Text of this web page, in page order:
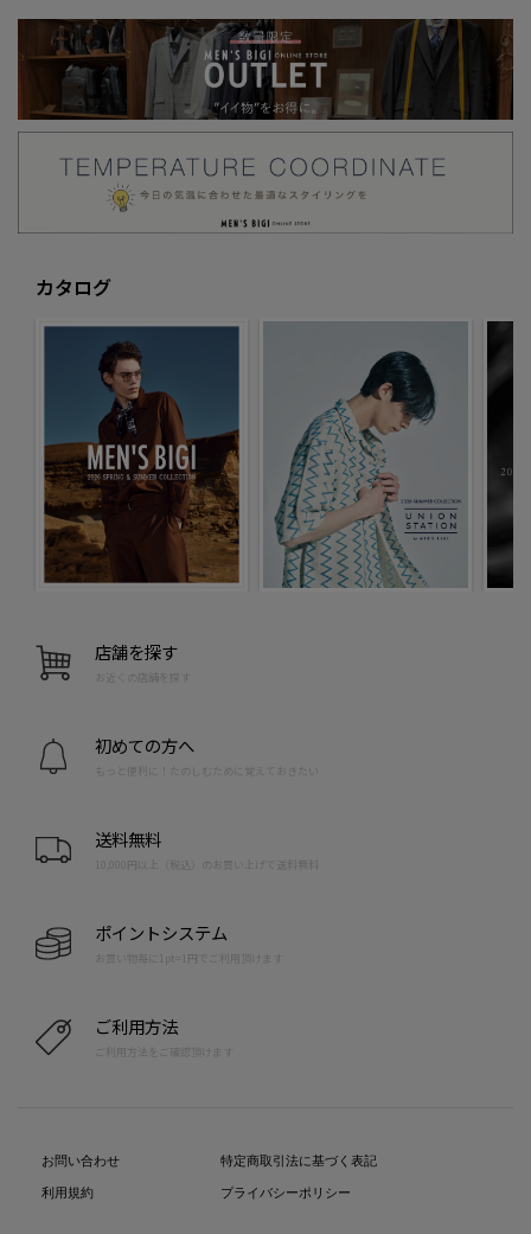
カタログ
店舗を探す
お近くの店舗を探す
初めての方へ
もっと便利に！たのしむために覚えておきたい
送料無料
10,000円以上（税込）のお買い上げで送料無料
ポイントシステム
お買い物毎に1pt=1円でご利用頂けます
ご利用方法
ご利用方法をご確認頂けます
お問い合わせ
利用規約
特定商取引法に基づく表記
プライバシーポリシー